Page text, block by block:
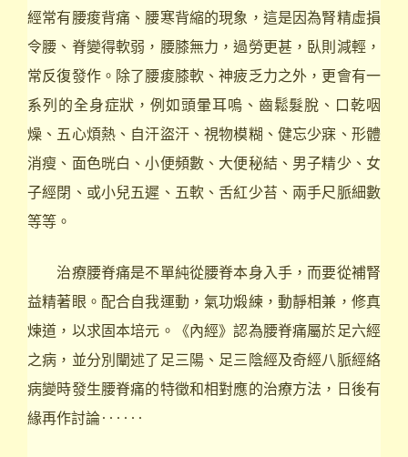
經常有腰痠背痛、腰寒背縮的現象，這是因為腎精虛損
令腰、脊變得軟弱，腰膝無力，過勞更甚，臥則減輕，
常反復發作。除了腰痠膝軟、神疲乏力之外，更會有一
系列的全身症狀，例如頭暈耳嗚、齒鬆髮脫、口乾咽
燥、五心煩熱、自汗盜汗、視物模糊、健忘少寐、形體
消瘦、面色晄白、小便頻數、大便秘結、男子精少、女
子經閉、或小兒五遲、五軟、舌紅少苔、兩手尺脈細數
等等。
治療腰脊痛是不單純從腰脊本身入手，而要從補腎
益精著眼。配合自我運動，氣功煅練，動靜相兼，修真
煉道，以求固本培元。《內經》認為腰脊痛屬於足六經
之病，並分別闡述了足三陽、足三陰經及奇經八脈經絡
病變時發生腰脊痛的特徵和相對應的治療方法，日後有
緣再作討論‥‥‥